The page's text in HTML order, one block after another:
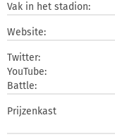
Vak in het stadion:
Website:
Twitter:
YouTube:
Battle:
Prijzenkast